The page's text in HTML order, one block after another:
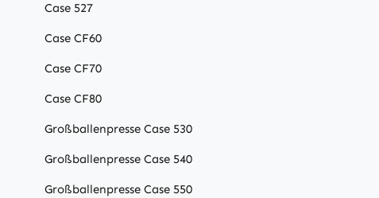
Case 527
Case CF60
Case CF70
Case CF80
Großballenpresse Case 530
Großballenpresse Case 540
Großballenpresse Case 550